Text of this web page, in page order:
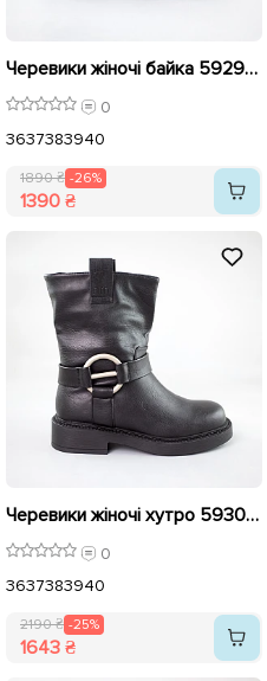
Черевики жіночі байка 592937 Чорні розпродаж
0
3637383940
1890 ₴ -26%
1390 ₴
Черевики жіночі хутро 593043 Чорні розпродаж
0
3637383940
2190 ₴ -25%
1643 ₴